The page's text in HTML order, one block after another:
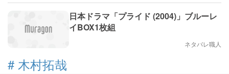
日本ドラマ「プライド (2004)」ブルーレ
イBOX1枚組
ネタバレ職人
# 木村拓哉